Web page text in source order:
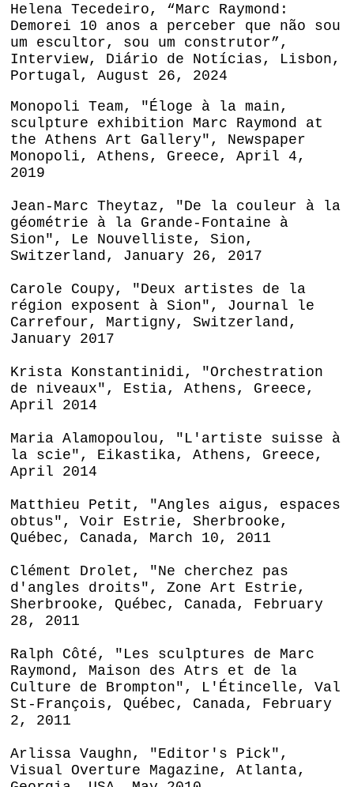
Helena Tecedeiro, “Marc Raymond:
Demorei 10 anos a perceber que não sou
um escultor, sou um construtor”,
Interview, Diário de Notícias, Lisbon,
Portugal, August 26, 2024
Monopoli Team, "Éloge à la main,
sculpture exhibition Marc Raymond at
the Athens Art Gallery", Newspaper
Monopoli, Athens, Greece, April 4,
2019
Jean-Marc Theytaz, "De la couleur à la
géométrie à la Grande-Fontaine à
Sion", Le Nouvelliste, Sion,
Switzerland, January 26, 2017
Carole Coupy, "Deux artistes de la
région exposent à Sion", Journal le
Carrefour, Martigny, Switzerland,
January 2017
Krista Konstantinidi, "Orchestration
de niveaux", Estia, Athens, Greece,
April 2014
Maria Alamopoulou, "L'artiste suisse à
la scie", Eikastika, Athens, Greece,
April 2014
Matthieu Petit, "Angles aigus, espaces
obtus", Voir Estrie, Sherbrooke,
Québec, Canada, March 10, 2011
Clément Drolet, "Ne cherchez pas
d'angles droits", Zone Art Estrie,
Sherbrooke, Québec, Canada, February
28, 2011
Ralph Côté, "Les sculptures de Marc
Raymond, Maison des Atrs et de la
Culture de Brompton", L'Étincelle, Val
St-François, Québec, Canada, February
2, 2011
Arlissa Vaughn, "Editor's Pick",
Visual Overture Magazine, Atlanta,